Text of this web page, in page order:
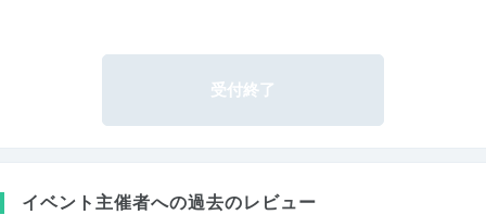
受付終了
イベント主催者への過去のレビュー